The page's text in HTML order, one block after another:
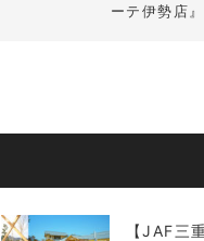
ーテ伊勢店
【JAF三